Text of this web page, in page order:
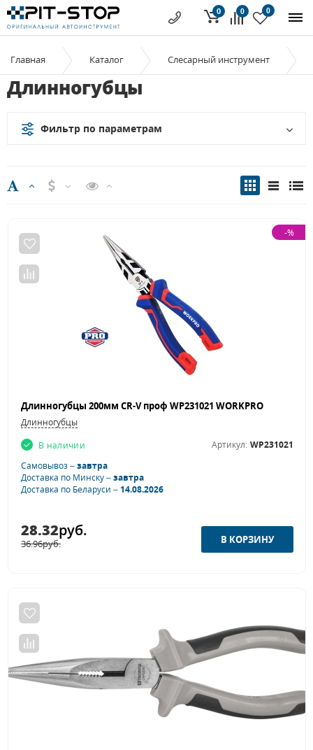
0 0
0
Главная Каталог Слесарный инструмент
Длинногубцы
Фильтр по параметрам
-%
Длинногубцы 200мм CR-V проф WP231021 WORKPRO
Длинногубцы
В наличии
Артикул: WP231021
Самовывоз –завтра
Доставка по Минску –завтра
Доставка по Беларуси –14.08.2026
28.32руб.
36.96руб.